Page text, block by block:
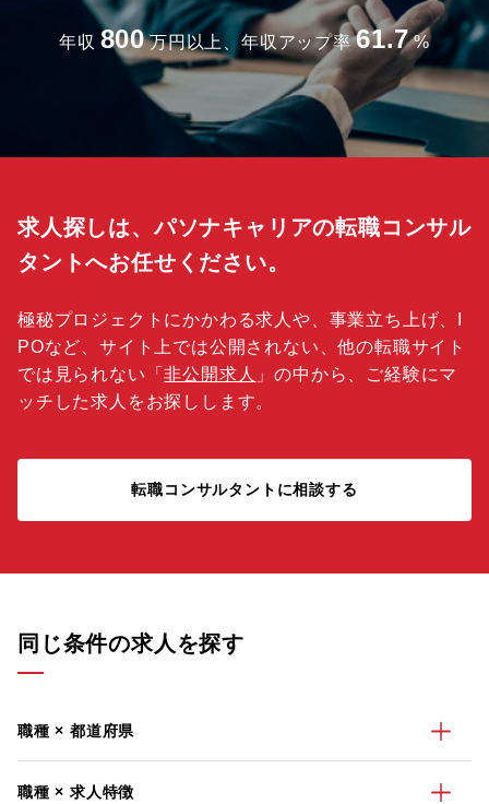
年収 800 万円以上、年収アップ率 61.7 %
求人探しは、パソナキャリアの転職コンサル
タントへお任せください。
極秘プロジェクトにかかわる求人や、事業立ち上げ、I
POなど、サイト上では公開されない、他の転職サイト
では見られない「非公開求人 」の中から、ご経験にマ
ッチした求人をお探しします。
転職コンサルタントに相談する
同じ条件の求人を探す
職種 × 都道府県
職種 × 求人特徴